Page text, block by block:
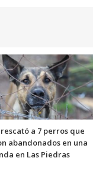
rescató a 7 perros que
abandonados en una
en Las Piedras